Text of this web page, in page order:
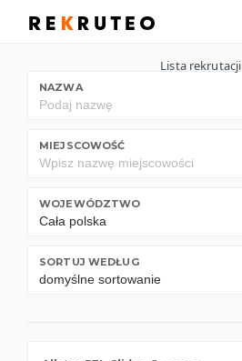
Lista rekrutacji
NAZWA
MIEJSCOWOŚĆ
WOJEWÓDZTWO
SORTUJ WEDŁUG